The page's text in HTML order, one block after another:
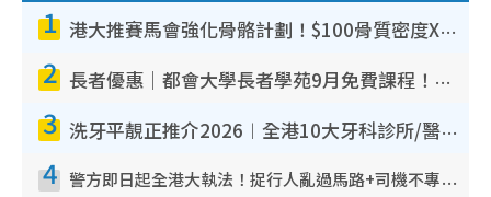
1 港大推賽馬會強化骨骼計劃！$100骨質密度X光檢查 完成免費運動訓練送超市禮券！附參加資格
2 長者優惠｜都會大學長者學苑9月免費課程！多媒體/微電影創作/網絡安全 附報名方法教學
3 洗牙平靚正推介2026︱全港10大牙科診所/醫院懶人包 夜診至8點/鎮靜潔牙/醫療券適用
4 警方即日起全港大執法！捉行人亂過馬路+司機不專注駕駛！亂過馬路罰$2000